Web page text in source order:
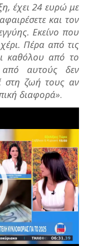
έχει 24 ευρώ με
και τον
Εκείνο που
Πέρα από τις
καθόλου από το
από αυτούς δεν
στη ζωή τους αν
διαφορά».